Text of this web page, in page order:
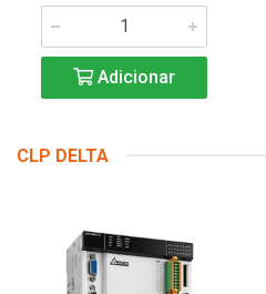
Adicionar
CLP DELTA